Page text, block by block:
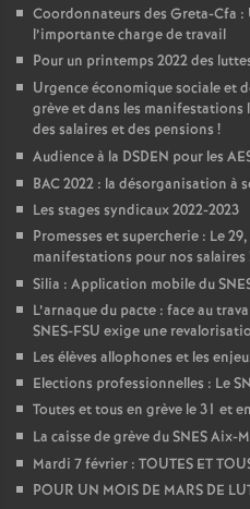
Coordonnateurs des Greta-Cfa :
l’importante charge de travail
Pour un printemps 2022 des
Urgence économique sociale et
grève et dans les manifestations
des salaires et des pensions !
Audience à la DSDEN pour les
BAC 2022 : la désorganisation à
Les stages syndicaux 2022-2023
Promesses et supercherie : Le
manifestations pour nos salaires
Silia : Application mobile du
L’arnaque du pacte : face au
SNES-FSU exige une
Les élèves allophones et les
Elections professionnelles : Le
Toutes et tous en grève le 31 et
La caisse de grève du SNES Aix-
Mardi 7 février : TOUTES ET
POUR UN MOIS DE MARS DE